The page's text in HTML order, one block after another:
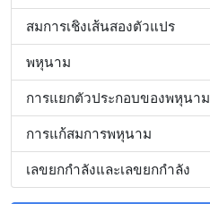
สมการเชิงเส้นสองตัวแปร
พหุนาม
การแยกตัวประกอบของพหุนาม
การแก้สมการพหุนาม
เลขยกกำลังและเลขยกกำลัง